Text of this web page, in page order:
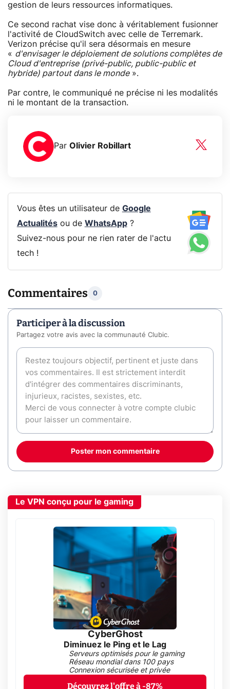
gestion de leurs ressources informatiques.
Ce second rachat vise donc à véritablement fusionner
l'activité de CloudSwitch avec celle de Terremark.
Verizon précise qu'il sera désormais en mesure
« d'envisager le déploiement de solutions complètes de
Cloud d'entreprise (privé-public, public-public et
hybride) partout dans le monde».
Par contre, le communiqué ne précise ni les modalités
ni le montant de la transaction.
Par Olivier Robillart
Vous êtes un utilisateur de Google
Actualitésou de WhatsApp?
Suivez-nous pour ne rien rater de l'actu
tech !
Commentaires 0
Participer à la discussion
Partagez votre avis avec la communauté Clubic.
Poster mon commentaire
Le VPN conçu pour le gaming
CyberGhost
Diminuez le Ping et le Lag
Serveurs optimisés pour le gaming
Réseau mondial dans 100 pays
Connexion sécurisée et privée
Découvrez l'offre à -87%